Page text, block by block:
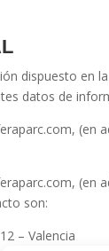
dispuesto en
datos de
, (en
, (en
son:
– Valencia